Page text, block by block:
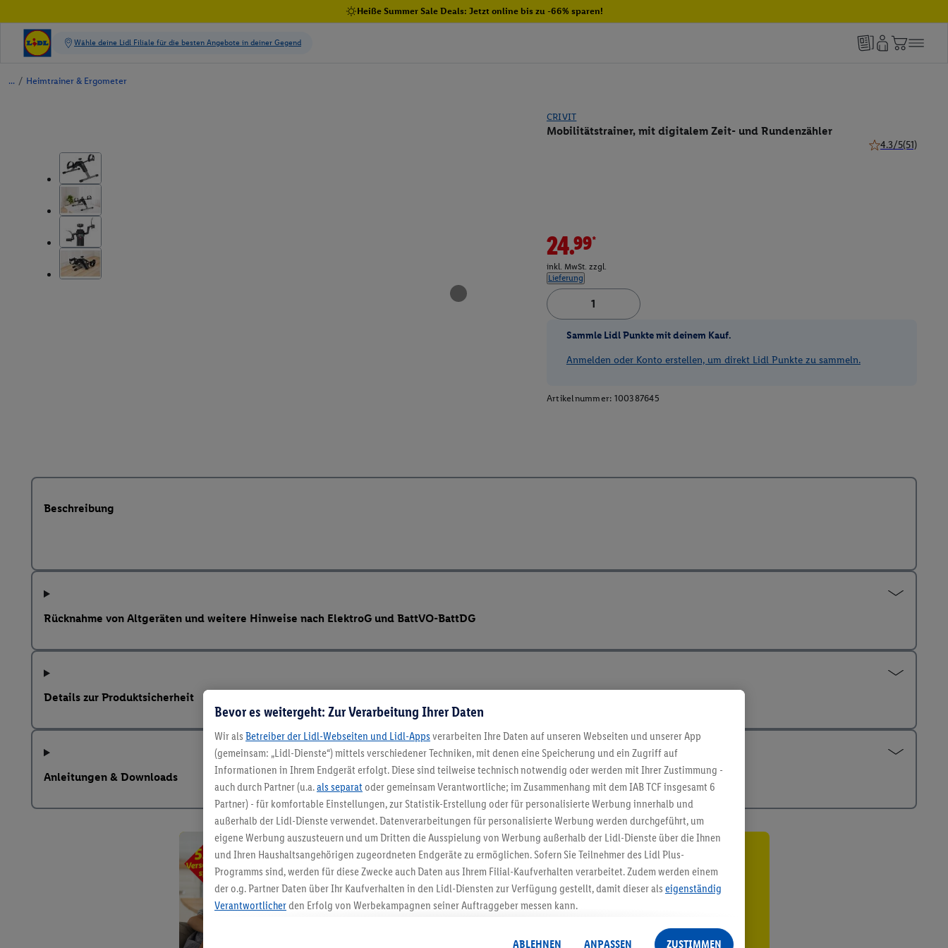
Heiße Summer Sale Deals: Jetzt online bis zu -66% sparen!
/ Heimtrainer & Ergometer
CRIVIT
Mobilitätstrainer, mit digitalem Zeit- und Rundenzähler
4.3/5(51)
24.99*
inkl. MwSt. zzgl.
Lieferung
Sammle Lidl Punkte mit deinem Kauf.
Anmelden oder Konto erstellen, um direkt Lidl Punkte zu sammeln.
Artikelnummer: 100387645
Beschreibung
Rücknahme von Altgeräten und weitere Hinweise nach ElektroG und BattVO-BattDG
Details zur Produktsicherheit
Anleitungen & Downloads
5.95 € Versand sparen³²ᵃ
Jetzt zum Newsletter anmelden
Bevor es weitergeht: Zur Verarbeitung Ihrer Daten
Wir als Betreiber der Lidl-Webseiten und Lidl-Apps verarbeiten Ihre Daten auf unseren Webseiten und unserer App
(gemeinsam: „Lidl-Dienste“) mittels verschiedener Techniken, mit denen eine Speicherung und ein Zugriff auf
Informationen in Ihrem Endgerät erfolgt. Diese sind teilweise technisch notwendig oder werden mit Ihrer Zustimmung -
auch durch Partner (u.a.als separat oder gemeinsam Verantwortliche; im Zusammenhang mit dem IAB TCF insgesamt 6
Partner) - für komfortable Einstellungen, zur Statistik-Erstellung oder für personalisierte Werbung innerhalb und
außerhalb der Lidl-Dienste verwendet. Datenverarbeitungen für personalisierte Werbung werden durchgeführt, um
eigene Werbung auszusteuern und um Dritten die Ausspielung von Werbung außerhalb der Lidl-Dienste über die Ihnen
und Ihren Haushaltsangehörigen zugeordneten Endgeräte zu ermöglichen. Sofern Sie Teilnehmer des Lidl Plus-
Programms sind, werden für diese Zwecke auch Daten aus Ihrem Filial-Kaufverhalten verarbeitet. Zudem werden einem
der o.g. Partner Daten über Ihr Kaufverhalten in den Lidl-Diensten zur Verfügung gestellt, damit dieser als eigenständig
Verantwortlicherden Erfolg von Werbekampagnen seiner Auftraggeber messen kann.
angereicherten Profilen. Dies umfasst die Zusammenführung von Daten (z.B. über Ihre Nutzung der Lidl-Dienste, Ihr
ABLEHNEN ANPASSEN ZUSTIMMEN